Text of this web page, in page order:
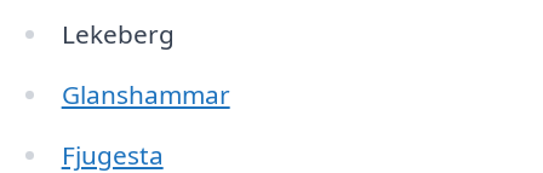
Lekeberg
Glanshammar
Fjugesta